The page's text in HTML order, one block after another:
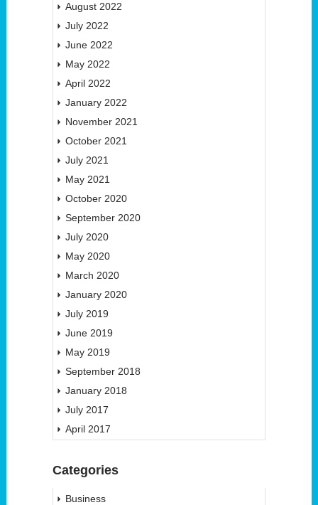
August 2022
July 2022
June 2022
May 2022
April 2022
January 2022
November 2021
October 2021
July 2021
May 2021
October 2020
September 2020
July 2020
May 2020
March 2020
January 2020
July 2019
June 2019
May 2019
September 2018
January 2018
July 2017
April 2017
Categories
Business